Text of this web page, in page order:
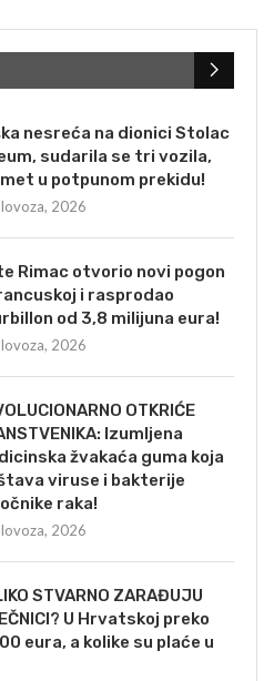
nesreća na dionici Stolac
sudarila se tri vozila,
u potpunom prekidu!
2026
Rimac otvorio novi pogon
i rasprodao
od 3,8 milijuna eura!
2026
OTKRIĆE
Izumljena
žvakaća guma koja
viruse i bakterije
raka!
2026
STVARNO ZARAĐUJU
U Hrvatskoj preko
eura, a kolike su plaće u